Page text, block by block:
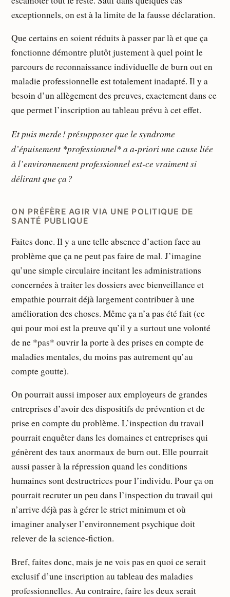
exceptionnels, on est à la limite de la fausse déclaration.
Que certains en soient réduits à passer par là et que ça
fonctionne démontre plutôt justement à quel point le
parcours de reconnaissance individuelle de burn out en
maladie professionnelle est totalement inadapté. Il y a
besoin d’un allègement des preuves, exactement dans ce
que permet l’inscription au tableau prévu à cet effet.
Et puis merde ! présupposer que le syndrome
d’épuisement *professionnel* a a-priori une cause liée
à l’environnement professionnel est-ce vraiment si
délirant que ça ?
ON PRÉFÈRE AGIR VIA UNE POLITIQUE DE
SANTÉ PUBLIQUE
Faites donc. Il y a une telle absence d’action face au
problème que ça ne peut pas faire de mal. J’imagine
qu’une simple circulaire incitant les administrations
concernées à traiter les dossiers avec bienveillance et
empathie pourrait déjà largement contribuer à une
amélioration des choses. Même ça n’a pas été fait (ce
qui pour moi est la preuve qu’il y a surtout une volonté
de ne *pas* ouvrir la porte à des prises en compte de
maladies mentales, du moins pas autrement qu’au
compte goutte).
On pourrait aussi imposer aux employeurs de grandes
entreprises d’avoir des dispositifs de prévention et de
prise en compte du problème. L’inspection du travail
pourrait enquêter dans les domaines et entreprises qui
génèrent des taux anormaux de burn out. Elle pourrait
aussi passer à la répression quand les conditions
humaines sont destructrices pour l’individu. Pour ça on
pourrait recruter un peu dans l’inspection du travail qui
n’arrive déjà pas à gérer le strict minimum et où
imaginer analyser l’environnement psychique doit
relever de la science-fiction.
Bref, faites donc, mais je ne vois pas en quoi ce serait
exclusif d’une inscription au tableau des maladies
professionnelles. Au contraire, faire les deux serait